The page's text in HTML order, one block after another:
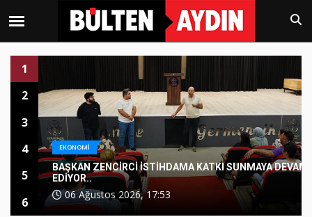
EKONOMİ
EN DÜŞÜK EMEKLİ MAAŞI ZAM FARKLARI
YATIYOR..
06 Ağustos 2026, 15:24
1
2
3
4
5
6